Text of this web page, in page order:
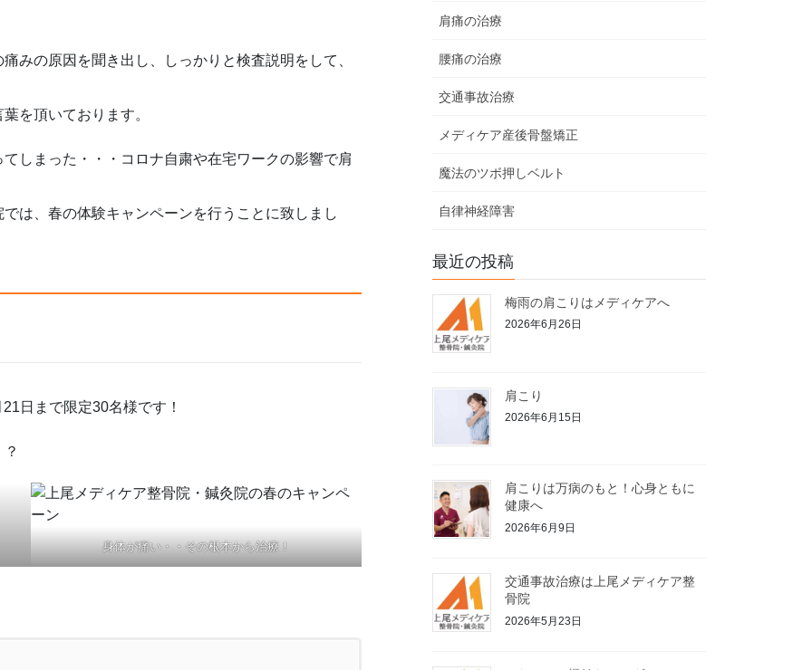
みの原因を聞き出し、しっかりと検査説明をして、
を頂いております。
しまった・・・コロナ自粛や在宅ワークの影響で肩
は、春の体験キャンペーンを行うことに致しまし
日まで限定30名様です！
身体が痛い・・その根本から治療！
肩痛の治療
腰痛の治療
交通事故治療
メディケア産後骨盤矯正
魔法のツボ押しベルト
自律神経障害
最近の投稿
梅雨の肩こりはメディケアへ
2026年6月26日
肩こり
2026年6月15日
肩こりは万病のもと！心身ともに
健康へ
2026年6月9日
交通事故治療は上尾メディケア整
骨院
2026年5月23日